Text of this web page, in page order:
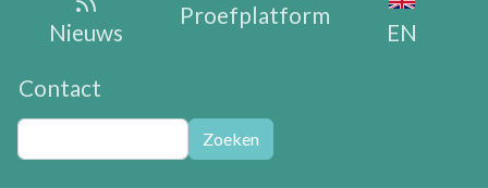
Nieuws
Proefplatform
EN
Contact
Zoeken Zoeken